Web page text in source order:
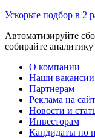
Ускорьте подбор в 2
Автоматизируйте
собирайте
О компании
Наши вакансии
Партнерам
Реклама на
Новости и
Инвесторам
Кандидаты по